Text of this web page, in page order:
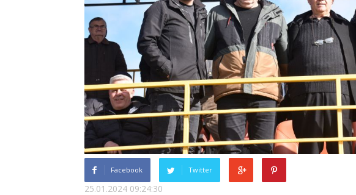
Facebook Twitter
25.01.2024 09:24:30